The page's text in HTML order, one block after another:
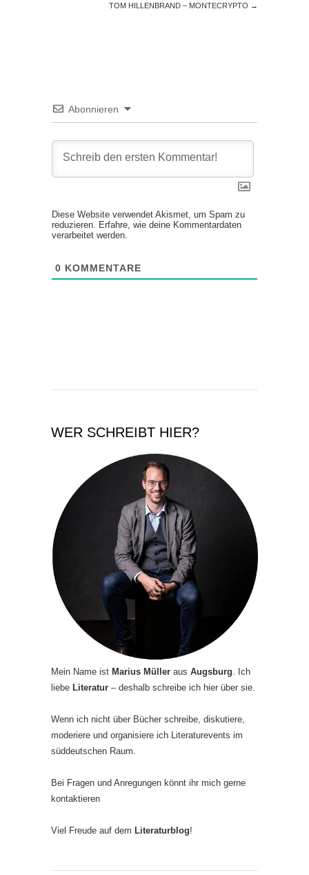
TOM HILLENBRAND – MONTECRYPTO →
Abonnieren
Diese Website verwendet Akismet, um Spam zu
reduzieren.
Erfahre, wie deine Kommentardaten
verarbeitet werden.
0 KOMMENTARE
WER SCHREIBT HIER?
Mein Name ist Marius Müller aus Augsburg . Ich
liebe Literatur – deshalb schreibe ich hier über sie.
Wenn ich nicht über Bücher schreibe, diskutiere,
moderiere und organisiere ich Literaturevents im
süddeutschen Raum.
Bei Fragen und Anregungen könnt ihr mich gerne
kontaktieren
Viel Freude auf dem Literaturblog!